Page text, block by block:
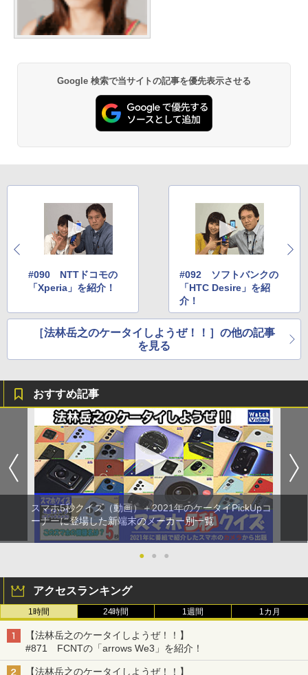
Google 検索で当サイトの記事を優先表示させる
#090 NTTドコモの
「Xperia」を紹介！
#092 ソフトバンクの
「HTC Desire」を紹
介！
［法林岳之のケータイしようぜ！！］の他の記事
を見る
おすすめ記事
スマホ5秒クイズ（動画）＋2021年のケータイPickUpコ
ーナーに登場した新端末のメーカー別一覧
● ● ●
アクセスランキング
1時間 24時間 1週間 1カ月
【法林岳之のケータイしようぜ！！】
#871 FCNTの「arrows We3」を紹介！
【法林岳之のケータイしようぜ！！】